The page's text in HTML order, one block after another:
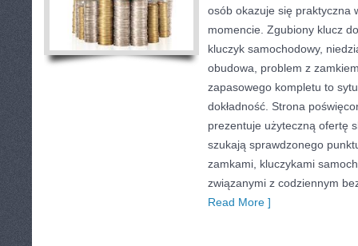
osób okazuje się praktyczna
momencie. Zgubiony klucz
kluczyk samochodowy,
obudowa, problem z
zapasowego kompletu to
dokładność. Strona
prezentuje użyteczną ofertę
szukają sprawdzonego
zamkami, kluczykami
związanymi z codziennym
Read More ]